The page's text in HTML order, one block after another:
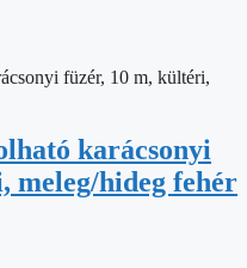
karácsonyi
meleg/hideg fehér